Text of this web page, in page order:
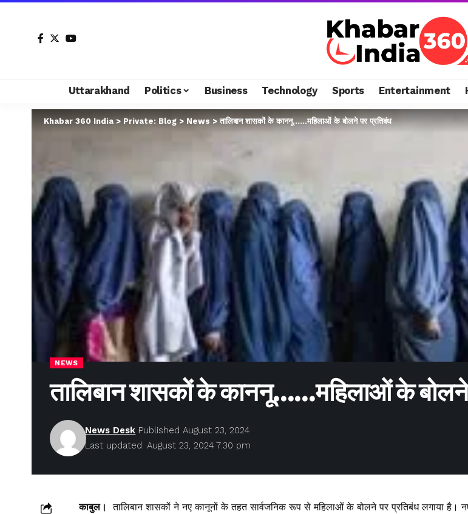
Uttarakhand Politics Business Technology Sports Entertainment
Khabar 360 India > Private: Blog > News > तालिबान शासकों के काननू……महिलाओं के बोलने पर प्रतिबंध
NEWS
तालिबान शासकों के काननू……महिलाओं के बोलने
Last updated: August 23, 2024 7:30 pm
News Desk Published August 23, 2024
काबुल।
तालिबान शासकों ने नए कानूनों के तहत सार्वजनिक रूप से महिलाओं के बोलने पर प्रतिबंध लगाया है।